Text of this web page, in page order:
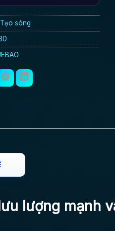
sóng
lượng mạnh